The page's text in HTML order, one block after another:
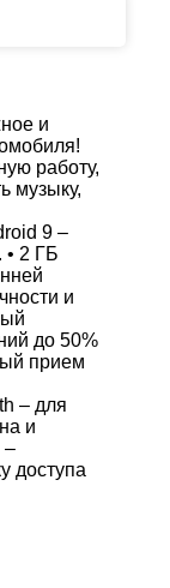
и
работу,
музыку,
9 –
2 ГБ
и
до 50%
прием
– для
и
–
доступа